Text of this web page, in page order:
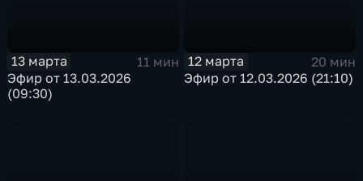
13 марта
11 мин
Эфир от 13.03.2026
(09:30)
12 марта
20 мин
Эфир от 12.03.2026 (21:10)